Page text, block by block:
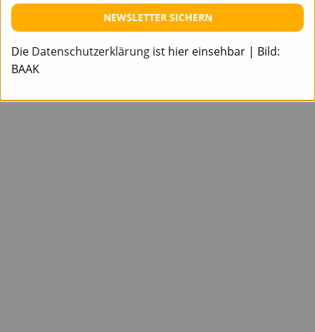
NEWSLETTER SICHERN
Die Datenschutzerklärung ist hier einsehbar | Bild:
BAAK